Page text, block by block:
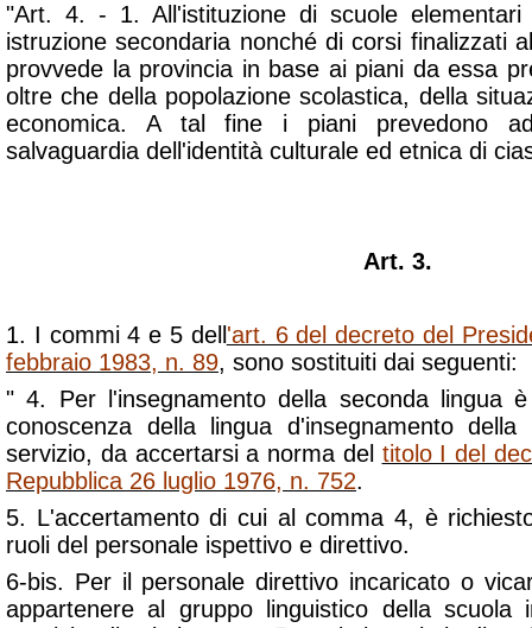
"Art. 4. - 1. All'istituzione di scuole
istruzione secondaria nonché di corsi finalizzati
provvede la provincia in base ai piani da essa
oltre che della popolazione scolastica, della
economica. A tal fine i piani prevedono
salvaguardia dell'identità culturale ed etnica di
Art. 3.
1. I commi 4 e 5 dell 'art. 6 del decreto del
febbraio 1983, n. 89, sono sostituiti dai seguenti:
" 4. Per l'insegnamento della seconda lingua
conoscenza della lingua d'insegnamento
servizio, da accertarsi a norma del titolo I del
Repubblica 26 luglio 1976, n. 752.
5. L'accertamento di cui al comma 4, è
ruoli del personale ispettivo e direttivo.
6-bis. Per il personale direttivo incaricato o
appartenere al gruppo linguistico della